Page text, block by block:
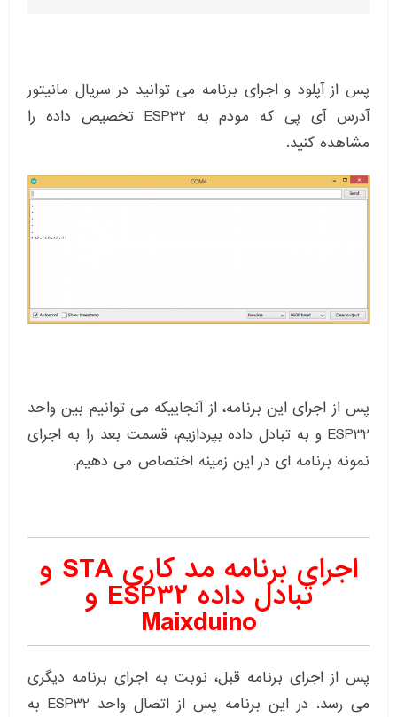
پس از آپلود و اجرای برنامه می توانید در سریال مانیتور
آدرس آی پی که مودم به ESP32 تخصیص داده را
مشاهده کنید.
پس از اجرای این برنامه، از آنجاییکه می توانیم بین واحد
ESP32 و به تبادل داده بپردازیم، قسمت بعد را به اجرای
نمونه برنامه ای در این زمینه اختصاص می دهیم.
اجرای برنامه مد کاری STA و
تبادل داده ESP32 و
Maixduino
پس از اجرای برنامه قبل، نوبت به اجرای برنامه دیگری
می رسد. در این برنامه پس از اتصال واحد ESP32 به